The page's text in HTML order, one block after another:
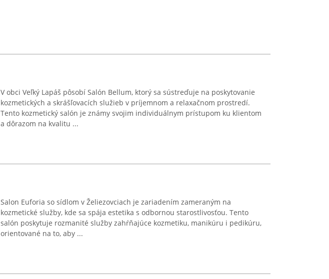
V obci Veľký Lapáš pôsobí Salón Bellum, ktorý sa sústreďuje na poskytovanie
kozmetických a skrášľovacích služieb v príjemnom a relaxačnom prostredí.
Tento kozmetický salón je známy svojim individuálnym prístupom ku klientom
a dôrazom na kvalitu ...
Salon Euforia so sídlom v Želiezovciach je zariadením zameraným na
kozmetické služby, kde sa spája estetika s odbornou starostlivosťou. Tento
salón poskytuje rozmanité služby zahŕňajúce kozmetiku, manikúru i pedikúru,
orientované na to, aby ...